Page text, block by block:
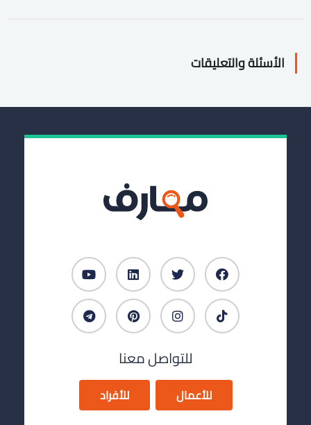
الأسئلة والتعليقات
للتواصل معنا
للأعمال للأفراد